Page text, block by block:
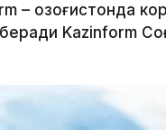
– Қозоғистонда
Kazinform